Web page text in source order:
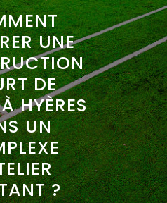
UNE
DE
HYÈRES
UN
?